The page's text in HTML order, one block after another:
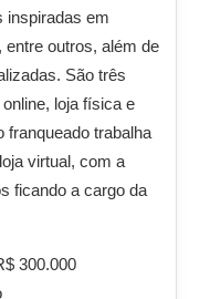
inspiradas em
outros, além de
São três
loja física e
franqueado trabalha
virtual, com a
ficando a cargo da
300.000